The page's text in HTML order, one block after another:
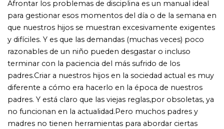
propios de otras épocas. Sin embargo, la línea entre
aplicar disciplina a la antigua usanza y el abuso es muy
delgada, y cruzarla es un riesgo que debemos evitar a
que actuar ante ciertas conductas difíciles o disruptivas?
Afrontar los problemas de disciplina ofrece consejos
sensatos sobre cómo gestionar las rabietas, cómo
reconducir a los niños que mienten, o cómo abordar las
peleas y la agresividad.En todos los casos, se ofrecen
casa.«La crianza de los hijos es una de las tareas más
importantes y complejas que afrontan los adultos a lo
largo de su vida. Y una de las piedras angulares de la